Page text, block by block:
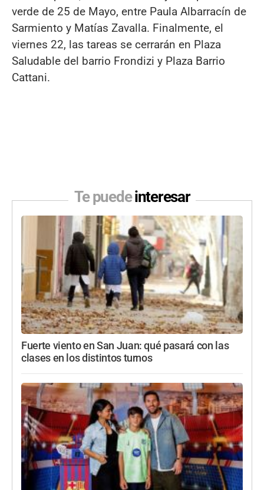
verde de 25 de Mayo, entre Paula Albarracín de
Sarmiento y Matías Zavalla. Finalmente, el
viernes 22, las tareas se cerrarán en Plaza
Saludable del barrio Frondizi y Plaza Barrio
Cattani.
Te puedeinteresar
Fuerte viento en San Juan: qué pasará con las
clases en los distintos turnos